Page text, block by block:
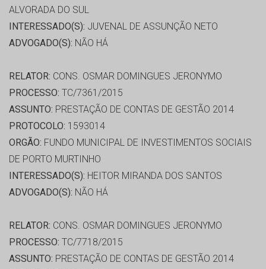
ALVORADA DO SUL
INTERESSADO(S): JUVENAL DE ASSUNÇÃO NETO
ADVOGADO(S): NÃO HÁ
RELATOR: CONS. OSMAR DOMINGUES JERONYMO
PROCESSO: TC/7361/2015
ASSUNTO: PRESTAÇÃO DE CONTAS DE GESTÃO 2014
PROTOCOLO: 1593014
ORGÃO: FUNDO MUNICIPAL DE INVESTIMENTOS SOCIAIS
DE PORTO MURTINHO
INTERESSADO(S): HEITOR MIRANDA DOS SANTOS
ADVOGADO(S): NÃO HÁ
RELATOR: CONS. OSMAR DOMINGUES JERONYMO
PROCESSO: TC/7718/2015
ASSUNTO: PRESTAÇÃO DE CONTAS DE GESTÃO 2014